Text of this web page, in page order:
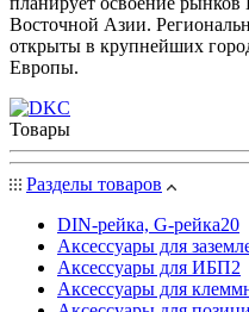
Восточной Азии.
открыты в крупнейших
Европы.
Товары
Разделы товаров
DIN-рейка, G-рейка20
Аксессуары для
Аксессуары для ИБП2
Аксессуары для